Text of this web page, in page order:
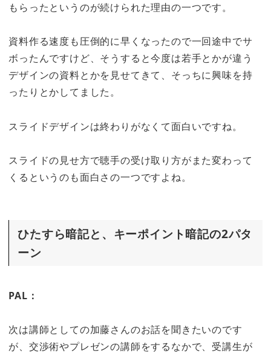
もらったというのが続けられた理由の一つです。
資料作る速度も圧倒的に早くなったので一回途中でサ
ボったんですけど、そうすると今度は若手とかが違う
デザインの資料とかを見せてきて、そっちに興味を持
ったりとかしてました。
スライドデザインは終わりがなくて面白いですね。
スライドの見せ方で聴手の受け取り方がまた変わって
くるというのも面白さの一つですよね。
ひたすら暗記と、キーポイント暗記の2パタ
ーン
PAL：
次は講師としての加藤さんのお話を聞きたいのです
が、交渉術やプレゼンの講師をするなかで、受講生が